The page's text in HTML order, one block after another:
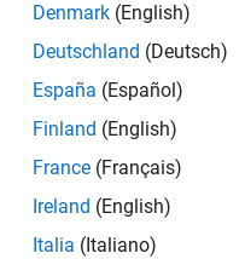
Denmark (English)
Deutschland (Deutsch)
España (Español)
Finland (English)
France (Français)
Ireland (English)
Italia (Italiano)